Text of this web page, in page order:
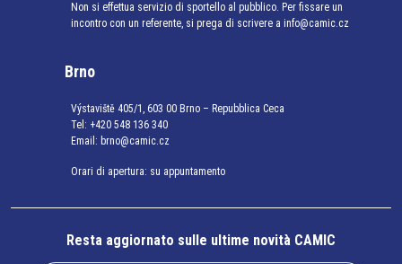
Non si effettua servizio di sportello al pubblico. Per fissare un
incontro con un referente, si prega di scrivere a info@camic.cz
Brno
Výstaviště 405/1, 603 00 Brno – Repubblica Ceca
Tel: +420 548 136 340
Email: brno@camic.cz
Orari di apertura: su appuntamento
Resta aggiornato sulle ultime novità CAMIC